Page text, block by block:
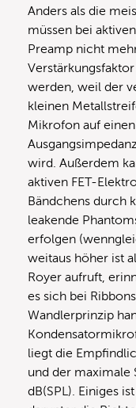
Anders als die
müssen bei
Preamp nicht
werden, weil der
kleinen
Mikrofon auf
wird. Außerdem
aktiven FET-
Bändchens durch
leakende
erfolgen
weitaus höher ist
Royer aufruft,
es sich bei
Wandlerprinzip
liegt die
und der maximale
dB(SPL). Einiges